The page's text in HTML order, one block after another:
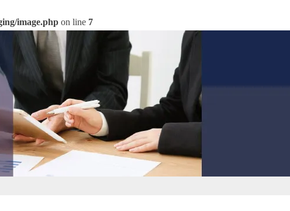
image.php on line 7